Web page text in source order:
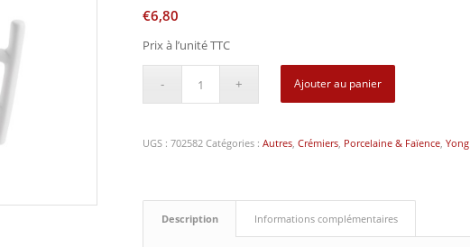
€6,80
Prix à l’unité TTC
Ajouter au panier
UGS :702582 Catégories :Autres,Crémiers, Porcelaine & Faïence,Yong
Description Informations complémentaires